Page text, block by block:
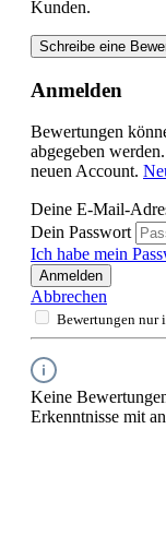
Kunden.
Schreibe eine
Anmelden
Bewertungen
abgegeben
neuen Account.
Deine E-Mail-
Dein Passwort
Ich habe mein
Anmelden
Abbrechen
Bewertungen nur
Keine
Erkenntnisse mit